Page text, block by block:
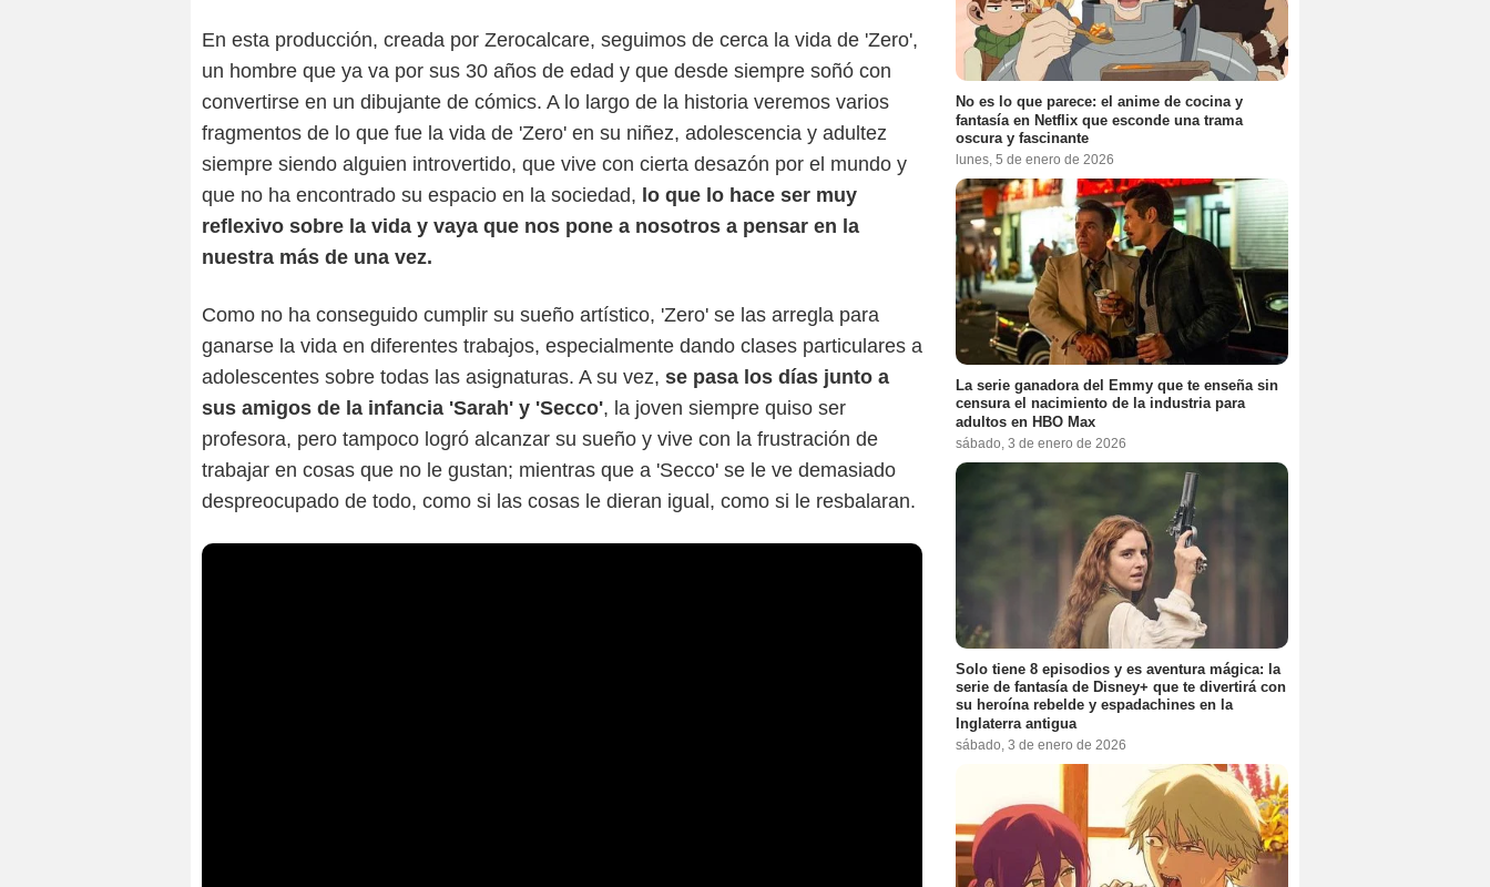
En esta producción, creada por Zerocalcare, seguimos de cerca la vida de 'Zero',
un hombre que ya va por sus 30 años de edad y que desde siempre soñó con
convertirse en un dibujante de cómics. A lo largo de la historia veremos varios
fragmentos de lo que fue la vida de 'Zero' en su niñez, adolescencia y adultez
siempre siendo alguien introvertido, que vive con cierta desazón por el mundo y
que no ha encontrado su espacio en la sociedad, lo que lo hace ser muy
reflexivo sobre la vida y vaya que nos pone a nosotros a pensar en la
nuestra más de una vez.
Como no ha conseguido cumplir su sueño artístico, 'Zero' se las arregla para
ganarse la vida en diferentes trabajos, especialmente dando clases particulares a
adolescentes sobre todas las asignaturas. A su vez, se pasa los días junto a
sus amigos de la infancia 'Sarah' y 'Secco', la joven siempre quiso ser
profesora, pero tampoco logró alcanzar su sueño y vive con la frustración de
trabajar en cosas que no le gustan; mientras que a 'Secco' se le ve demasiado
despreocupado de todo, como si las cosas le dieran igual, como si le resbalaran.
No es lo que parece: el anime de cocina y
fantasía en Netflix que esconde una trama
oscura y fascinante
lunes, 5 de enero de 2026
La serie ganadora del Emmy que te enseña sin
censura el nacimiento de la industria para
adultos en HBO Max
sábado, 3 de enero de 2026
Solo tiene 8 episodios y es aventura mágica: la
serie de fantasía de Disney+ que te divertirá con
su heroína rebelde y espadachines en la
Inglaterra antigua
sábado, 3 de enero de 2026